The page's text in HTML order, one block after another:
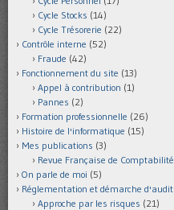
Cycle Stocks (14)
Cycle Trésorerie (22)
Contrôle interne (52)
Fraude (42)
Fonctionnement du site (13)
Appel à contribution (1)
Pannes (2)
Formation professionnelle (26)
Histoire de l'informatique (15)
Mes publications (3)
Revue Française de Comptabilité
On parle de moi (5)
Réglementation et démarche d'audit
Approche par les risques (21)